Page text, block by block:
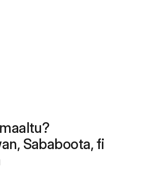
Sababoota, fi